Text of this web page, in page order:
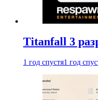
Titanfall 3
1 год спустя1 год